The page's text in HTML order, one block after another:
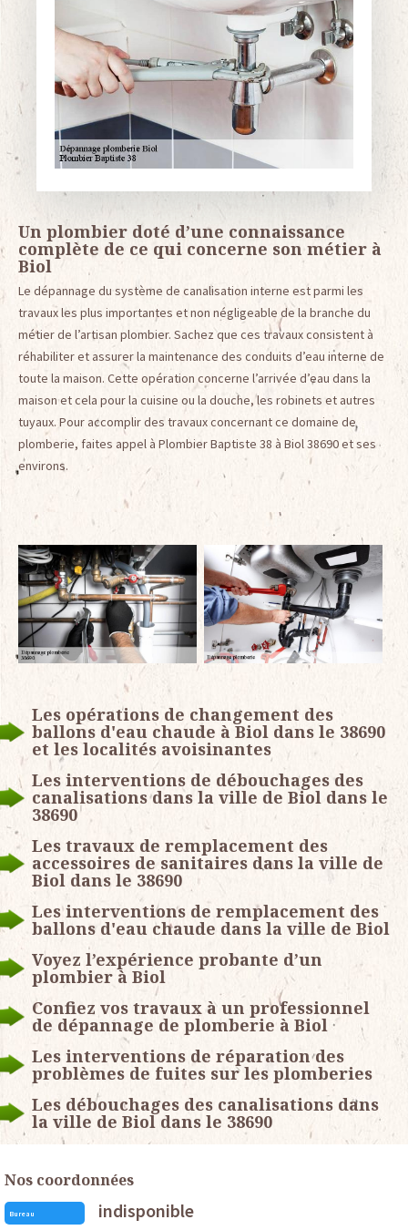
Un plombier doté d’une connaissance
complète de ce qui concerne son métier à
Biol
Le dépannage du système de canalisation interne est parmi les
travaux les plus importantes et non négligeable de la branche du
métier de l’artisan plombier. Sachez que ces travaux consistent à
réhabiliter et assurer la maintenance des conduits d’eau interne de
toute la maison. Cette opération concerne l’arrivée d’eau dans la
maison et cela pour la cuisine ou la douche, les robinets et autres
tuyaux. Pour accomplir des travaux concernant ce domaine de
plomberie, faites appel à Plombier Baptiste 38 à Biol 38690 et ses
environs.
Les opérations de changement des
ballons d'eau chaude à Biol dans le 38690
et les localités avoisinantes
Les interventions de débouchages des
canalisations dans la ville de Biol dans le
38690
Les travaux de remplacement des
accessoires de sanitaires dans la ville de
Biol dans le 38690
Les interventions de remplacement des
ballons d'eau chaude dans la ville de Biol
Voyez l’expérience probante d’un
plombier à Biol
Confiez vos travaux à un professionnel
de dépannage de plomberie à Biol
Les interventions de réparation des
problèmes de fuites sur les plomberies
Les débouchages des canalisations dans
la ville de Biol dans le 38690
Nos coordonnées
Bureau indisponible